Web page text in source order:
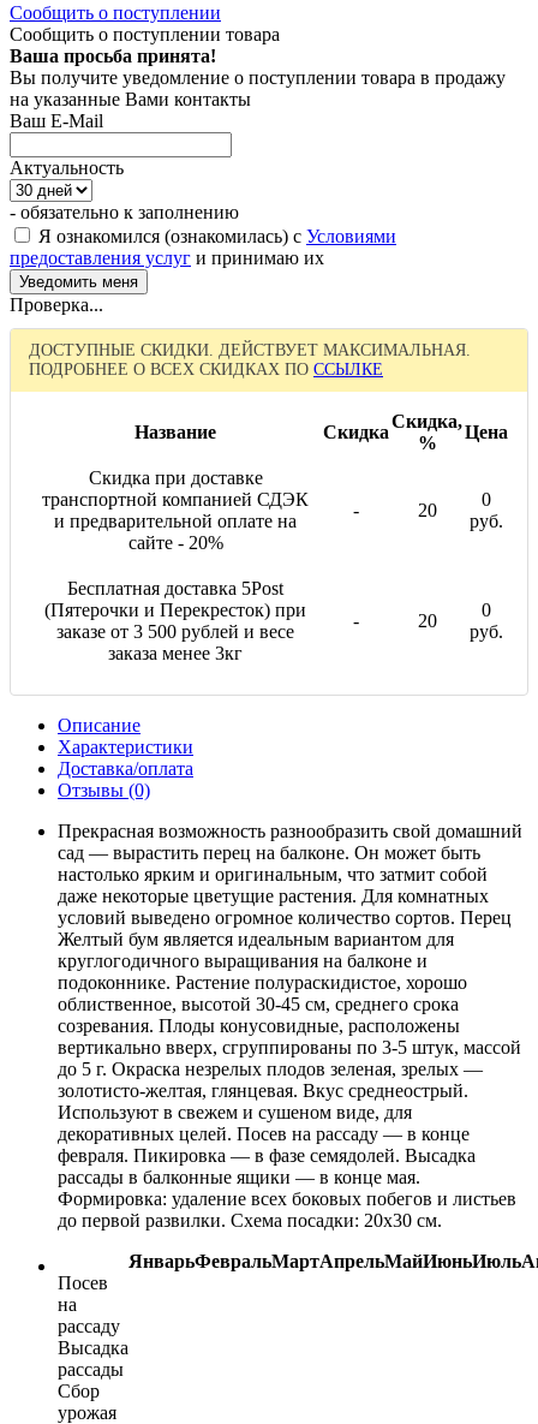
Сообщить о поступлении
Сообщить о поступлении товара
Ваша просьба принята!
Вы получите уведомление о поступлении товара в продажу
на указанные Вами контакты
Ваш E-Mail
Актуальность
- обязательно к заполнению
Я ознакомился (ознакомилась) с Условиями
предоставления услуг и принимаю их
Проверка...
ДОСТУПНЫЕ СКИДКИ. ДЕЙСТВУЕТ МАКСИМАЛЬНАЯ.
ПОДРОБНЕЕ О ВСЕХ СКИДКАХ ПО ССЫЛКЕ
Название Скидка
Скидка,
%
Цена
Скидка при доставке
транспортной компанией СДЭК
и предварительной оплате на
сайте - 20%
- 20
0
руб.
Бесплатная доставка 5Post
(Пятерочки и Перекресток) при
заказе от 3 500 рублей и весе
заказа менее 3кг
- 20
0
руб.
Описание
Характеристики
Доставка/оплата
Отзывы (0)
Прекрасная возможность разнообразить свой домашний
сад — вырастить перец на балконе. Он может быть
настолько ярким и оригинальным, что затмит собой
даже некоторые цветущие растения. Для комнатных
условий выведено огромное количество сортов. Перец
Желтый бум является идеальным вариантом для
круглогодичного выращивания на балконе и
подоконнике. Растение полураскидистое, хорошо
облиственное, высотой 30-45 см, среднего срока
созревания. Плоды конусовидные, расположены
вертикально вверх, сгруппированы по 3-5 штук, массой
до 5 г. Окраска незрелых плодов зеленая, зрелых —
золотисто-желтая, глянцевая. Вкус среднеострый.
Используют в свежем и сушеном виде, для
декоративных целей. Посев на рассаду — в конце
февраля. Пикировка — в фазе семядолей. Высадка
рассады в балконные ящики — в конце мая.
Формировка: удаление всех боковых побегов и листьев
до первой развилки. Схема посадки: 20х30 см.
ЯнварьФевральМартАпрельМайИюньИюль
Посев
на
рассаду
Высадка
рассады
Сбор
урожая